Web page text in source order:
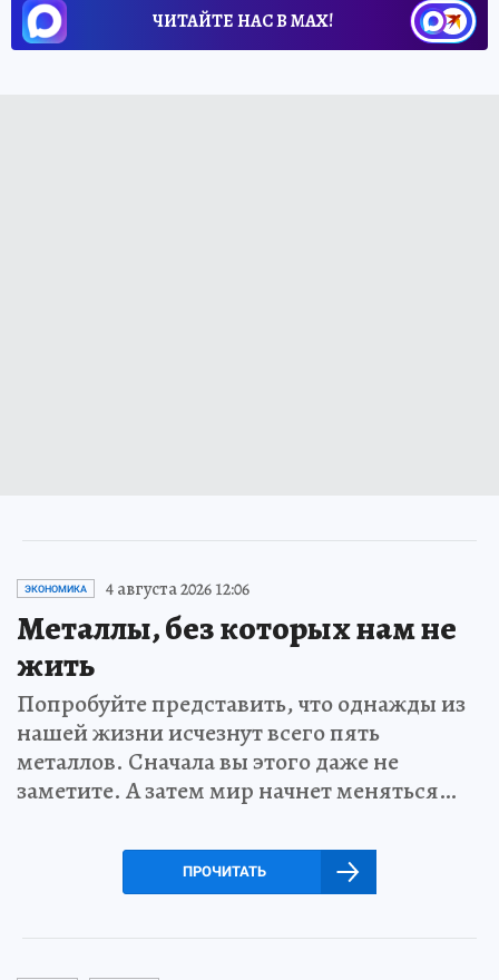
ЧИТАЙТЕ НАС В МАХ!
ЭКОНОМИКА 4 августа 2026 12:06
Металлы, без которых нам не
жить
Попробуйте представить, что однажды из
нашей жизни исчезнут всего пять
металлов. Сначала вы этого даже не
заметите. А затем мир начнет меняться…
ПРОЧИТАТЬ